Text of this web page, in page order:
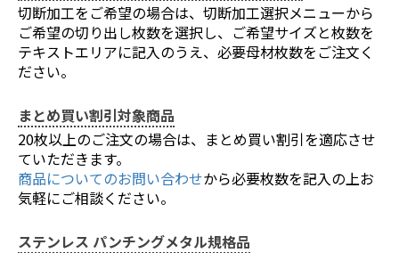
切断加工をご希望の場合は、切断加工選択メニューから
ご希望の切り出し枚数を選択し、ご希望サイズと枚数を
テキストエリアに記入のうえ、必要母材枚数をご注文く
ださい。
まとめ買い割引対象商品
20枚以上のご注文の場合は、まとめ買い割引を適応させ
ていただきます。
商品についてのお問い合わせから必要枚数を記入の上お
気軽にご相談ください。
ステンレス パンチングメタル規格品